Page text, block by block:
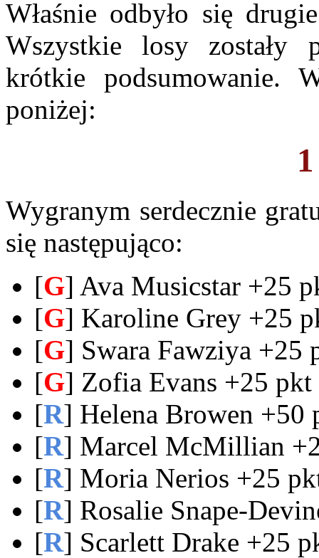
Właśnie odbyło się
Wszystkie losy zostały
krótkie podsumowanie.
poniżej:
Wygranym serdecznie
się następująco:
[G] Ava Musicstar +25
[G] Karoline Grey +25
[G] Swara Fawziya +25
[G] Zofia Evans +25 pkt
[R] Helena Browen +50
[R] Marcel McMillian
[R] Moria Nerios +25
[R] Rosalie Snape-
[R] Scarlett Drake +25